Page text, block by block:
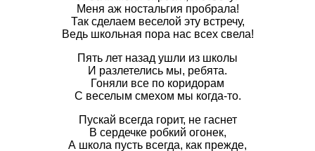
Меня аж ностальгия пробрала!
Так сделаем веселой эту встречу,
Ведь школьная пора нас всех свела!
Пять лет назад ушли из школы
И разлетелись мы, ребята.
Гоняли все по коридорам
С веселым смехом мы когда-то.
Пускай всегда горит, не гаснет
В сердечке робкий огонек,
А школа пусть всегда, как прежде,